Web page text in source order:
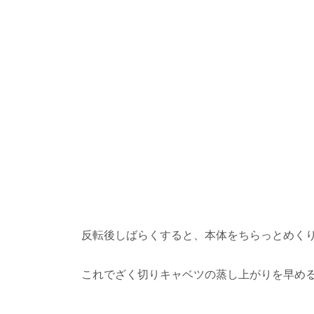
反転後しばらくすると、本体をちらっとめく
これでざく切りキャベツの蒸し上がりを早め